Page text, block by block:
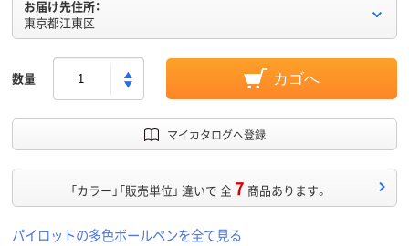
お届け先住所：
東京都江東区
数量 カゴへ
マイカタログへ登録
「カラー」「販売単位」 違いで 全7 商品あります。
パイロットの多色ボールペンを全て見る